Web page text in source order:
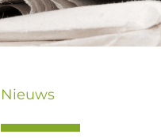
Nieuws